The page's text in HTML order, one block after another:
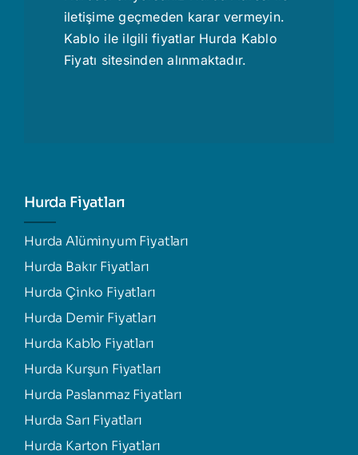
iletişime geçmeden karar vermeyin.
Kablo ile ilgili fiyatlar Hurda Kablo
Fiyatı sitesinden alınmaktadır.
Hurda Fiyatları
Hurda Alüminyum Fiyatları
Hurda Bakır Fiyatları
Hurda Çinko Fiyatları
Hurda Demir Fiyatları
Hurda Kablo Fiyatları
Hurda Kurşun Fiyatları
Hurda Paslanmaz Fiyatları
Hurda Sarı Fiyatları
Hurda Karton Fiyatları